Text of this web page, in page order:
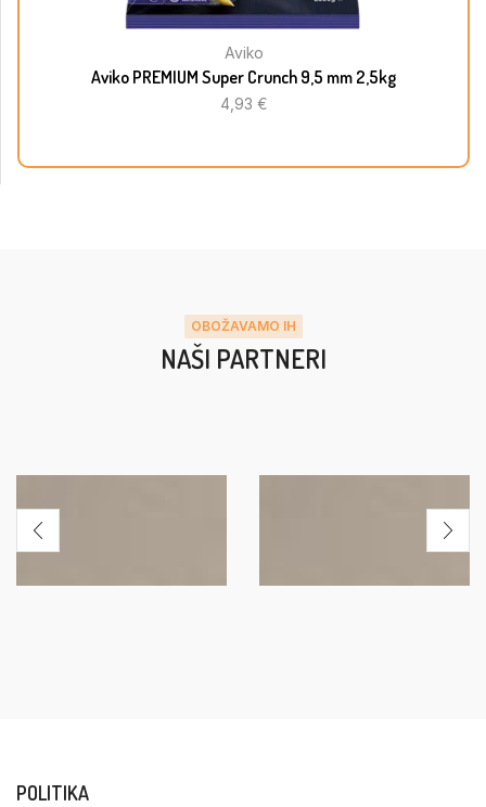
Aviko
Aviko PREMIUM Super Crunch 9,5 mm 2,5kg
4,93 €
OBOŽAVAMO IH
NAŠI PARTNERI
POLITIKA